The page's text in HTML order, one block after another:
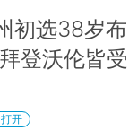
初选38岁布
登沃伦皆受
开